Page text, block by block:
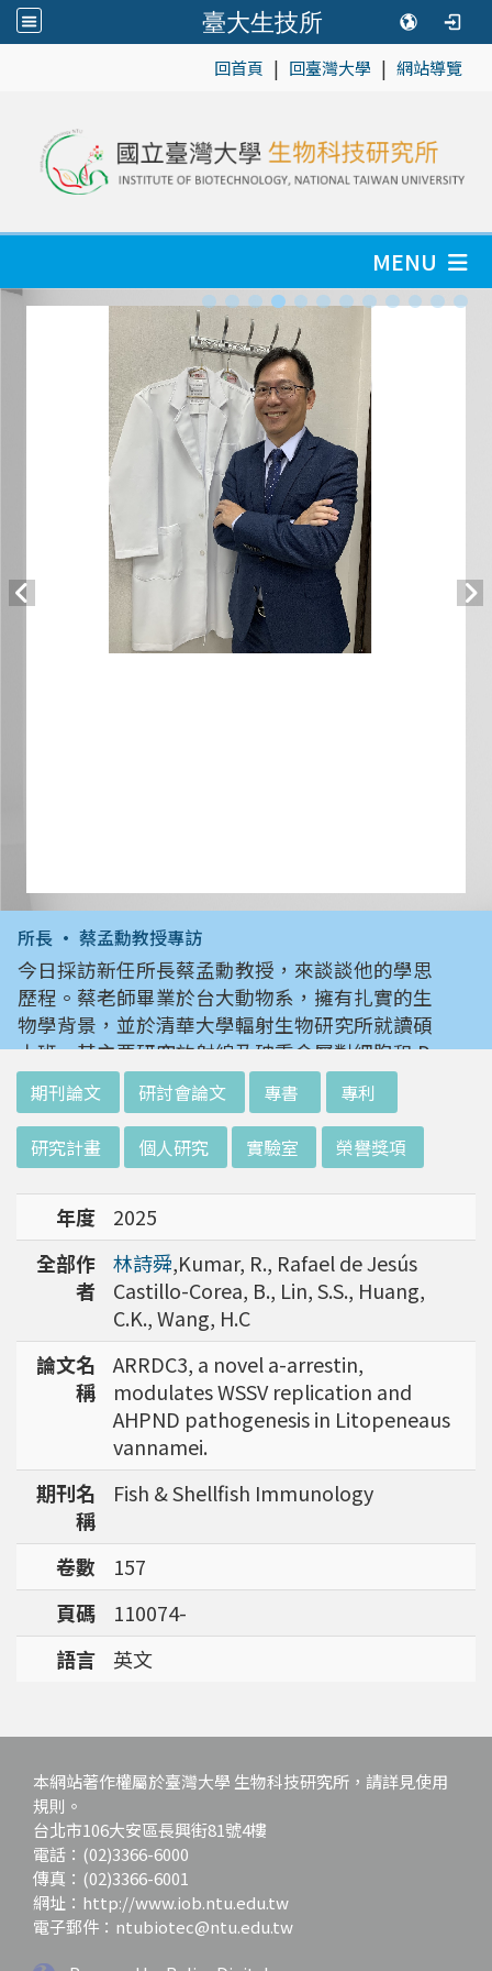
臺大生技所
回首頁 | 回臺灣大學 | 網站導覽
MENU
所長 • 蔡孟勳教授專訪
今日採訪新任所長蔡孟勳教授，來談談他的學思
歷程。蔡老師畢業於台大動物系，擁有扎實的生
物學背景，並於清華大學輻射生物研究所就讀碩
士班。其主要研究放射線及砷重金屬對細胞和 D
NA 的傷害及細胞表型的改變。就讀陽明大學博
士班時，選定研究長期暴露於低劑量輻射鋼筋下
對人體的影響，並比較其他國家高劑量暴露下的
不同影響。在美國國家衛生研究院從事博士後研
究時，開始了以微陣列技術探討致癌物質，如重
金屬以及輻射線等對腫瘤細胞的影響，同時有效
率分析以及整合生物晶片所產出之大數據。蔡老
師於1996年回到台灣大學任教後，繼續以生物
晶片搭配生物資訊等為工具，開發專一性生物指
標，應用於精準農業以及偵測癌細胞轉移或復發
等在精準醫療上的應用。同時，蔡老師運用次世
代定序瞭解台灣乳癌病患中基因體中的變異以及
演化，試圖瞭解癌症復發機制。同時透過次世代
定序解出台灣帝雉全基因體資訊。這樣的訊息是
只能從基因組分析而無法從生態調查得知，在在
強調瞭解台灣特有物種基因資訊的重要性。
期刊論文 研討會論文 專書 專利
研究計畫 個人研究 實驗室 榮譽獎項
年度
2025
全部作
者
林詩舜,Kumar, R., Rafael de Jesús
Castillo-Corea, B., Lin, S.S., Huang,
C.K., Wang, H.C
論文名
稱
ARRDC3, a novel a-arrestin,
modulates WSSV replication and
AHPND pathogenesis in Litopeneaus
vannamei.
期刊名
稱
Fish & Shellfish Immunology
卷數
157
頁碼
110074-
語言
英文
本網站著作權屬於臺灣大學 生物科技研究所，請詳見使用
規則。
台北市106大安區長興街81號4樓
電話：(02)3366-6000
傳真：(02)3366-6001
網址：http://www.iob.ntu.edu.tw
電子郵件：ntubiotec@ntu.edu.tw